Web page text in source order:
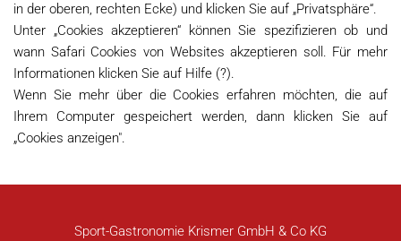
in der oberen, rechten Ecke) und klicken Sie auf „Privatsphäre“.
Unter „Cookies akzeptieren“ können Sie spezifizieren ob und
wann Safari Cookies von Websites akzeptieren soll. Für mehr
Informationen klicken Sie auf Hilfe (?).
Wenn Sie mehr über die Cookies erfahren möchten, die auf
Ihrem Computer gespeichert werden, dann klicken Sie auf
„Cookies anzeigen".
Sport-Gastronomie Krismer GmbH & Co KG